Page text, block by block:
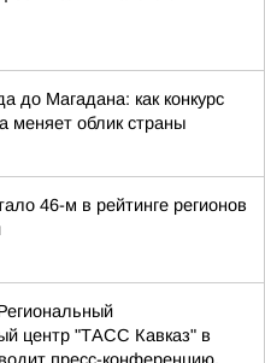
до Магадана: как конкурс
меняет облик страны
46-м в рейтинге регионов
центр "ТАСС Кавказ" в